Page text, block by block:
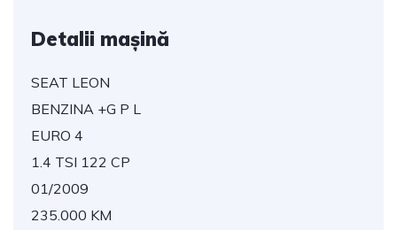
Detalii mașină
SEAT LEON
BENZINA +G P L
EURO 4
1.4 TSI 122 CP
01/2009
235.000 KM